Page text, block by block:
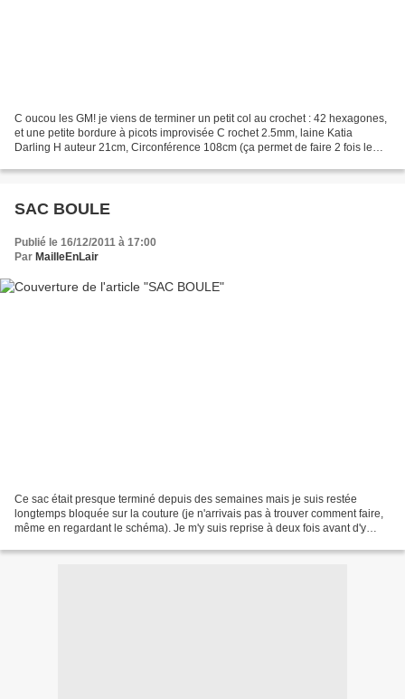
C oucou les GM! je viens de terminer un petit col au crochet : 42 hexagones,
et une petite bordure à picots improvisée C rochet 2.5mm, laine Katia
Darling H auteur 21cm, Circonférence 108cm (ça permet de faire 2 fois le
SAC BOULE
Publié le 16/12/2011 à 17:00
Par MailleEnLair
Ce sac était presque terminé depuis des semaines mais je suis restée
longtemps bloquée sur la couture (je n'arrivais pas à trouver comment faire,
même en regardant le schéma). Je m'y suis reprise à deux fois avant d'y